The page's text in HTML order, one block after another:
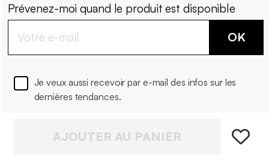
Prévenez-moi quand le produit est disponible
OK
Je veux aussi recevoir par e-mail des infos sur les
dernières tendances.
AJOUTER AU PANIER